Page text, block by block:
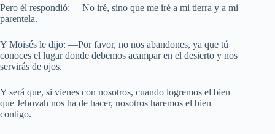
Pero él respondió: —No iré, sino que me iré a mi tierra y a mi
parentela.
Y Moisés le dijo: —Por favor, no nos abandones, ya que tú
conoces el lugar donde debemos acampar en el desierto y nos
servirás de ojos.
Y será que, si vienes con nosotros, cuando logremos el bien
que Jehovah nos ha de hacer, nosotros haremos el bien
contigo.